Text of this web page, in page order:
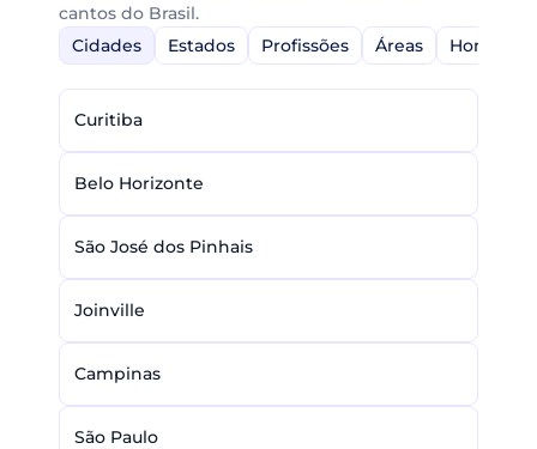
cantos do Brasil.
Cidades
Estados Profissões Áreas Home-
Curitiba
Belo Horizonte
São José dos Pinhais
Joinville
Campinas
São Paulo